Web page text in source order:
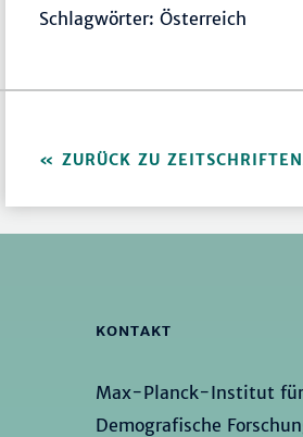
Schlagwörter: Österreich
ZURÜCK ZU
KONTAKT
Max-Planck-Institut für
Demografische